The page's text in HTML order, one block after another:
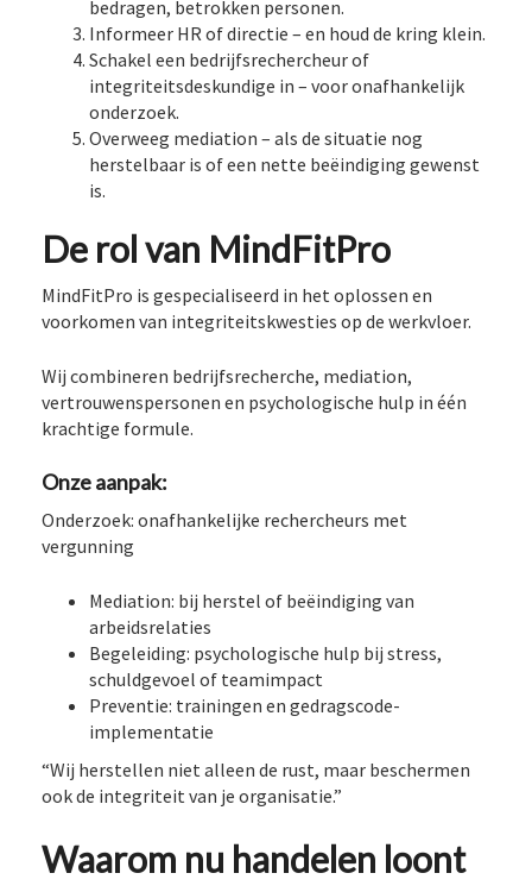
bedragen, betrokken personen.
Informeer HR of directie – en houd de kring klein.
Schakel een bedrijfsrechercheur of
integriteitsdeskundige in – voor onafhankelijk
onderzoek.
Overweeg mediation – als de situatie nog
herstelbaar is of een nette beëindiging gewenst
is.
De rol van MindFitPro
MindFitPro is gespecialiseerd in het oplossen en
voorkomen van integriteitskwesties op de werkvloer.
Wij combineren bedrijfsrecherche, mediation,
vertrouwenspersonen en psychologische hulp in één
krachtige formule.
Onze aanpak:
Onderzoek: onafhankelijke rechercheurs met
vergunning
Mediation: bij herstel of beëindiging van
arbeidsrelaties
Begeleiding: psychologische hulp bij stress,
schuldgevoel of teamimpact
Preventie: trainingen en gedragscode-
implementatie
“Wij herstellen niet alleen de rust, maar beschermen
ook de integriteit van je organisatie.”
Waarom nu handelen loont